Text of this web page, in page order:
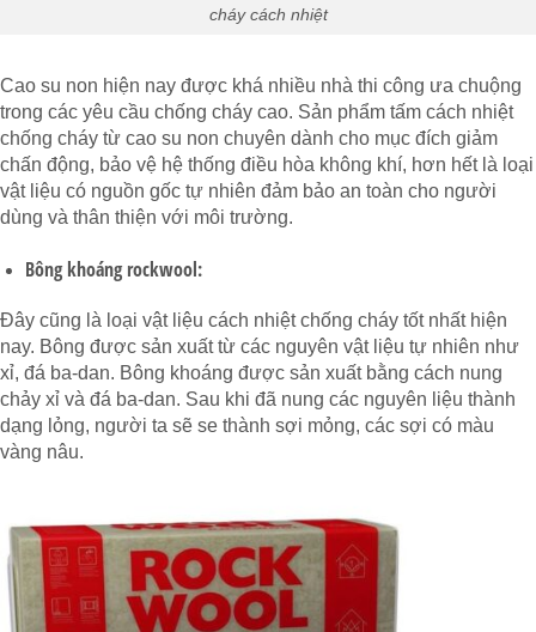
cháy cách nhiệt
Cao su non hiện nay được khá nhiều nhà thi công ưa chuộng
trong các yêu cầu chống cháy cao. Sản phẩm tấm cách nhiệt
chống cháy từ cao su non chuyên dành cho mục đích giảm
chấn động, bảo vệ hệ thống điều hòa không khí, hơn hết là loại
vật liệu có nguồn gốc tự nhiên đảm bảo an toàn cho người
dùng và thân thiện với môi trường.
Bông khoáng rockwool:
Đây cũng là loại vật liệu cách nhiệt chống cháy tốt nhất hiện
nay. Bông được sản xuất từ các nguyên vật liệu tự nhiên như
xỉ, đá ba-dan. Bông khoáng được sản xuất bằng cách nung
chảy xỉ và đá ba-dan. Sau khi đã nung các nguyên liệu thành
dạng lỏng, người ta sẽ se thành sợi mỏng, các sợi có màu
vàng nâu.